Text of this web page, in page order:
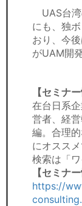
UAS台湾
にも、独
おり、今
がUAM開
【セミナ
在台日系
営者、経
編。合理
にオスス
検索は「ワ
【セミナ
https://